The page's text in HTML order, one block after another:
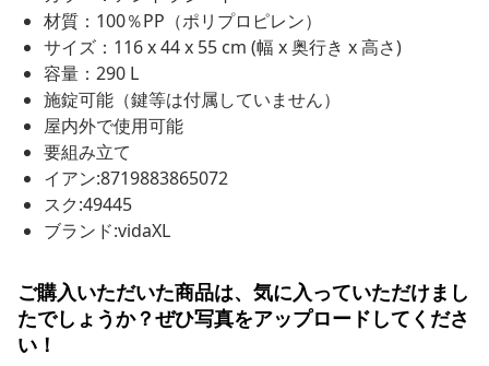
材質：100％PP（ポリプロピレン）
サイズ：116 x 44 x 55 cm (幅 x 奥行き x 高さ)
容量：290 L
施錠可能（鍵等は付属していません）
屋内外で使用可能
要組み立て
イアン:8719883865072
スク:49445
ブランド:vidaXL
ご購入いただいた商品は、気に入っていただけまし
たでしょうか？ぜひ写真をアップロードしてくださ
い！